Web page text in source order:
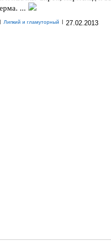
...
| Липкий и гламуторный | 27.02.2013